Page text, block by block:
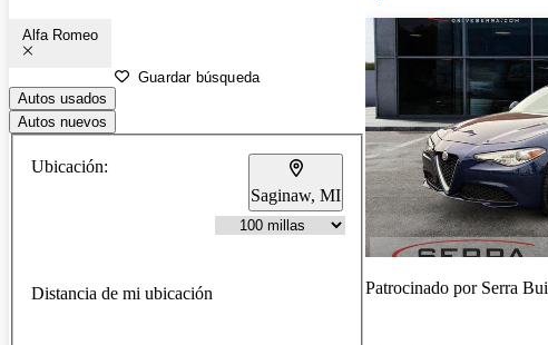
Alfa Romeo
Guardar búsqueda
Autos usados
Autos nuevos
Ubicación:
Saginaw, MI
Distancia de mi ubicación Patrocinado por Serra